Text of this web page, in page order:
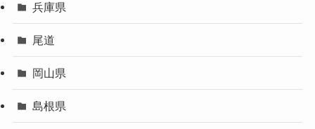
兵庫県
尾道
岡山県
島根県